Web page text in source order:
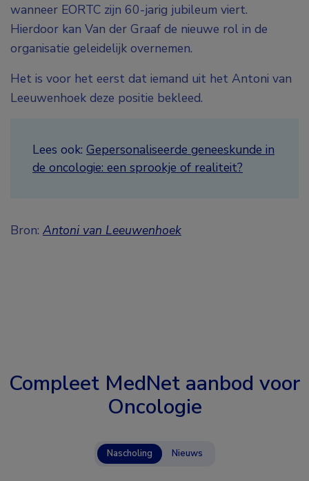
wanneer EORTC zijn 60-jarig jubileum viert.
Hierdoor kan Van der Graaf de nieuwe rol in de
organisatie geleidelijk overnemen.
Het is voor het eerst dat iemand uit het Antoni van
Leeuwenhoek deze positie bekleed.
Lees ook: Gepersonaliseerde geneeskunde in
de oncologie: een sprookje of realiteit?
Bron: Antoni van Leeuwenhoek
Compleet MedNet aanbod voor
Oncologie
Nascholing Nieuws